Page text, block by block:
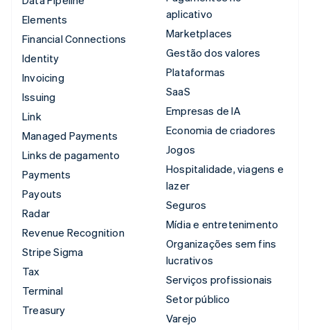
Elements
Financial Connections
Identity
Invoicing
Issuing
Link
Managed Payments
Links de pagamento
Payments
Payouts
Radar
Revenue Recognition
Stripe Sigma
Tax
Terminal
Treasury
aplicativo
Marketplaces
Gestão dos valores
Plataformas
SaaS
Empresas de IA
Economia de criadores
Jogos
Hospitalidade, viagens e
lazer
Seguros
Mídia e entretenimento
Organizações sem fins
lucrativos
Serviços profissionais
Setor público
Varejo